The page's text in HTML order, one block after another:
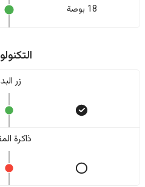
18 بوصة
زر
ذاكرة